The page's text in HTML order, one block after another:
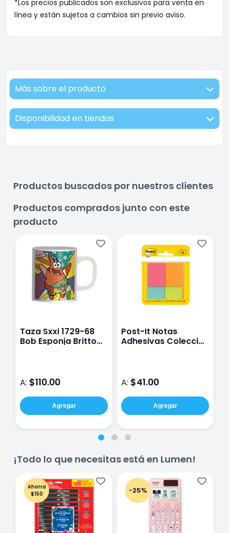
*Los precios publicados son exclusivos para venta en
línea y están sujetos a cambios sin previo aviso.
Más sobre el producto
Disponibilidad en tiendas
Productos buscados por nuestros clientes
Productos comprados junto con este
producto
Taza Sxxi 1729-68
Bob Esponja Britto
A: $110.00
Agregar
Post-It Notas
Adhesivas Colección
A: $41.00
Agregar
¡Todo lo que necesitas está en Lumen!
Ahorra
$150
-25%